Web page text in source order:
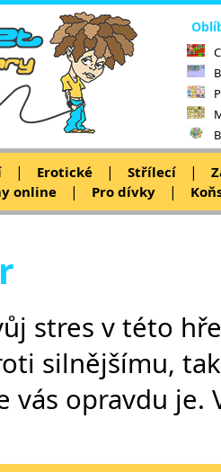
| Erotické | Střílecí |
online | Pro dívky |
stres v této
silnějšímu,
vás opravdu